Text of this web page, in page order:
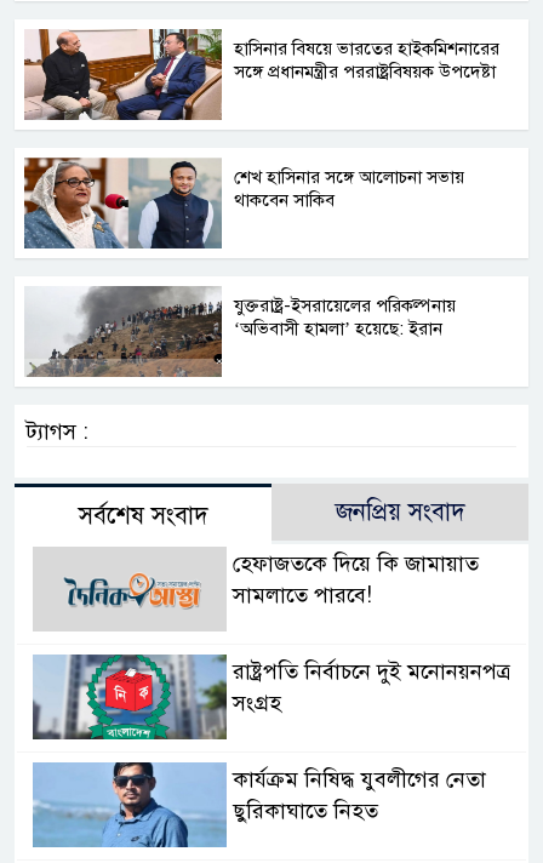
হাসিনার বিষয়ে ভারতের হাইকমিশনারের
সঙ্গে প্রধানমন্ত্রীর পররাষ্ট্রবিষয়ক উপদেষ্টা
শেখ হাসিনার সঙ্গে আলোচনা সভায়
থাকবেন সাকিব
যুক্তরাষ্ট্র-ইসরায়েলের পরিকল্পনায়
‘অভিবাসী হামলা’ হয়েছে: ইরান
ট্যাগস :
সর্বশেষ সংবাদ জনপ্রিয় সংবাদ
হেফাজতকে দিয়ে কি জামায়াত
সামলাতে পারবে!
রাষ্ট্রপতি নির্বাচনে দুই মনোনয়নপত্র
সংগ্রহ
কার্যক্রম নিষিদ্ধ যুবলীগের নেতা
ছুরিকাঘাতে নিহত